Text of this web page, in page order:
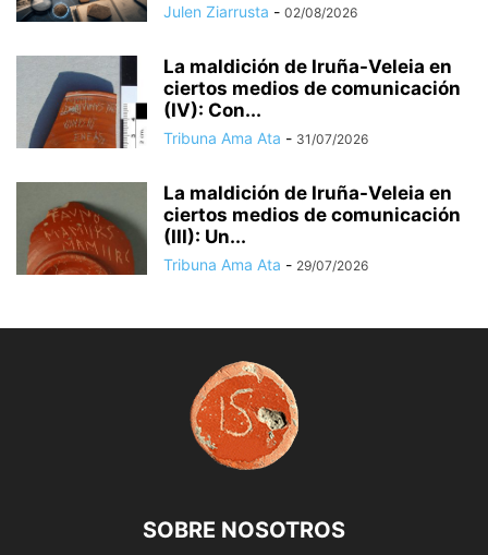
Julen Ziarrusta - 02/08/2026
La maldición de Iruña-Veleia en
ciertos medios de comunicación
(IV): Con...
Tribuna Ama Ata - 31/07/2026
La maldición de Iruña-Veleia en
ciertos medios de comunicación
(III): Un...
Tribuna Ama Ata - 29/07/2026
SOBRE NOSOTROS